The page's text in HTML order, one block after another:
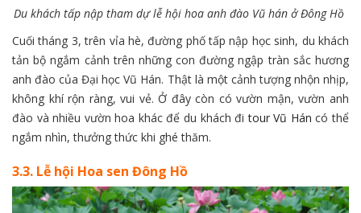
Du khách tấp nập tham dự lễ hội hoa anh đào Vũ hán ở Đông Hồ
Cuối tháng 3, trên vỉa hè, đường phố tấp nập học sinh, du khách
tản bộ ngắm cảnh trên những con đường ngập tràn sắc hương
anh đào của Đại học Vũ Hán. Thật là một cảnh tượng nhộn nhịp,
không khí rộn ràng, vui vẻ. Ở đây còn có vườn mận, vườn anh
đào và nhiều vườn hoa khác để du khách đitour Vũ Hán có thể
ngắm nhìn, thưởng thức khi ghé thăm.
3.3. Lễ hội Hoa sen Đông Hồ